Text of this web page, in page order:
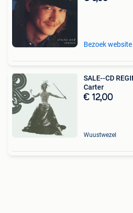
Bezoek website
SALE--CD
Carter
€ 12,00
Wuustwezel